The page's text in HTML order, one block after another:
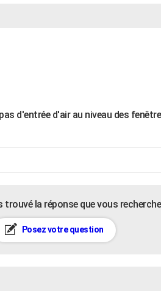
d'entrée d'air au niveau des
trouvé la réponse que vous
Posez votre question